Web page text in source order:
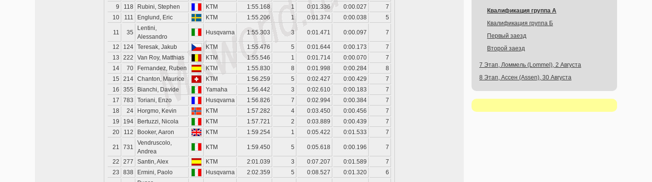
9
118 Rubini, Stephen KTM 1:55.168 1 0:01.336 0:00.027
7
10
111 Englund, Eric KTM 1:55.206 1 0:01.374 0:00.038 5
11 35
Lentini,
Alessandro
Husqvarna 1:55.303 3 0:01.471 0:00.097 7
12 124 Teresak, Jakub KTM 1:55.476 5 0:01.644 0:00.173
7
13
222 Van Roy, Matthias KTM 1:55.546 1 0:01.714 0:00.070
7
14
70 Fernandez, Ruben KTM 1:55.830 8 0:01.998 0:00.284
8
15
214 Chanton, Maurice KTM 1:56.259 5 0:02.427 0:00.429
7
16
355 Bianchi, Davide Yamaha 1:56.442 3 0:02.610 0:00.183
7
17
783 Toriani, Enzo Husqvarna 1:56.826 7 0:02.994 0:00.384
7
18
24 Horgmo, Kevin KTM 1:57.282 4 0:03.450 0:00.456
7
19
194 Bertuzzi, Nicola KTM 1:57.721 2 0:03.889 0:00.439
7
20
112 Booker, Aaron KTM 1:59.254 1 0:05.422 0:01.533 7
21 731
Vendruscolo,
Andrea
KTM 1:59.450 5 0:05.618 0:00.196 7
22 277 Santin, Alex KTM 2:01.039 3 0:07.207 0:01.589
7
23
838 Ermini, Paolo Husqvarna 2:02.359 5 0:08.527 0:01.320
6
Квалификация группа А
Квалификация группа Б
Первый заезд
Второй заезд
7 Этап, Ломмель (Lommel), 2 Августа
8 Этап, Ассен (Assen), 30 Августа